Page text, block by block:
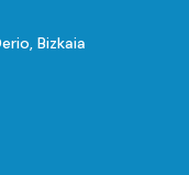
Bizkaia